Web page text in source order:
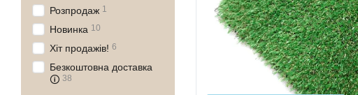
Розпродаж 1
Новинка 10
Хіт продажів! 6
Безкоштовна доставка
🛈 38